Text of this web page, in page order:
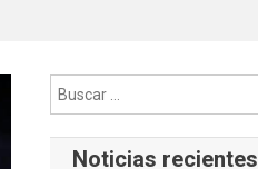
Noticias recientes